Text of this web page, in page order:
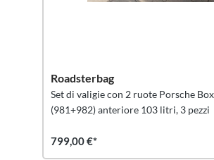
Roadsterbag
Set di valigie con 2 ruote Porsche
(981+982) anteriore 103 litri, 3 pezzi
799,00 €*